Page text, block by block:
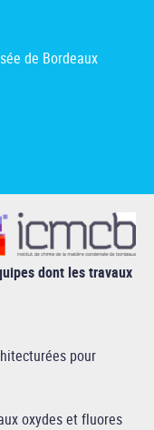
de Bordeaux
dont les travaux
pour
oxydes et fluores